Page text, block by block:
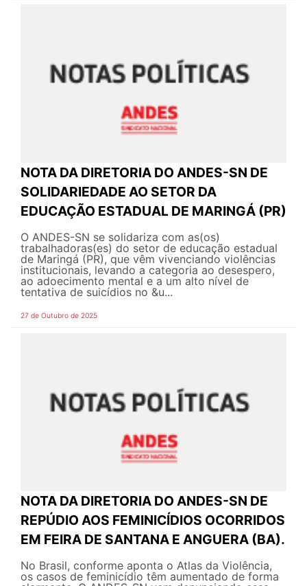
NOTA DA DIRETORIA DO ANDES-SN DE
SOLIDARIEDADE AO SETOR DA
EDUCAÇÃO ESTADUAL DE MARINGÁ (PR)
O ANDES-SN se solidariza com as(os)
trabalhadoras(es) do setor de educação estadual
de Maringá (PR), que vêm vivenciando violências
institucionais, levando a categoria ao desespero,
ao adoecimento mental e a um alto nível de
tentativa de suicídios no &u...
27 de Outubro de 2025
NOTA DA DIRETORIA DO ANDES-SN DE
REPÚDIO AOS FEMINICÍDIOS OCORRIDOS
EM FEIRA DE SANTANA E ANGUERA (BA).
No Brasil, conforme aponta o Atlas da Violência,
os casos de feminicídio têm aumentado de forma